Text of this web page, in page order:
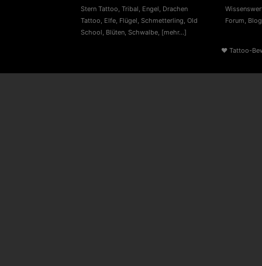
Stern Tattoo, Tribal, Engel, Drachen
Tattoo, Elfe, Flügel, Schmetterling, Old
School, Blüten, Schwalbe, [mehr...]
Forum, Blog
♥ Tattoo-